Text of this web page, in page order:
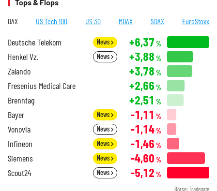
Tops & Flops
DAX US Tech 100 US 30 MDAX SDAX EuroStoxx
Deutsche Telekom News +6,37 %
Henkel Vz. News +3,88 %
Zalando +3,78 %
Fresenius Medical Care +2,66 %
Brenntag +2,51 %
Bayer News -1,11 %
Vonovia News -1,14%
Infineon News -1,46 %
Siemens News -4,60 %
Scout24 News -5,12 %
Börse: Tradegate